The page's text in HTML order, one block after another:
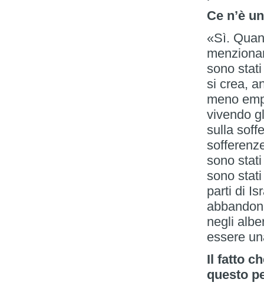
Ce n’è
«Sì.
sono
si crea,
meno
vivendo
sulla
sono
sono
parti di
negli
essere
Il fatto
questo